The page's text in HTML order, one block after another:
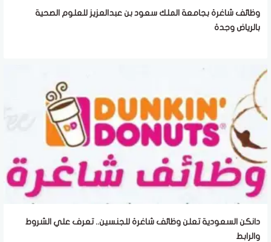
وظائف شاغرة بجامعة الملك سعود بن عبدالعزيز للعلوم الصحية
بالرياض وجدة
دانكن السعودية تعلن وظائف شاغرة للجنسين.. تعرف علي الشروط
والرابط